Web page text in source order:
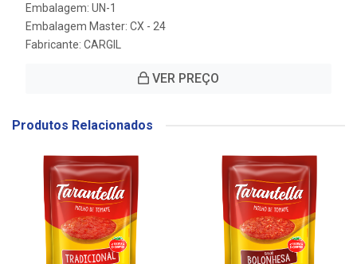
Embalagem: UN-1
Embalagem Master: CX - 24
Fabricante: CARGIL
VER PREÇO
Produtos Relacionados